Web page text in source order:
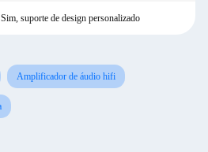
Sim, suporte de design personalizado
Amplificador de áudio hifi